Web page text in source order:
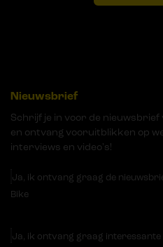
Nieuwsbrief
Schrijf je in voor de nieuwsbrief
en ontvang vooruitblikken op
interviews en video's!
Ja, ik ontvang graag de
Bike
Ja, ik ontvang graag